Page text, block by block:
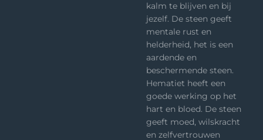
kalm te blijven en bij
jezelf. De steen geeft
mentale rust en
helderheid, het is een
aardende en
beschermende steen.
Hematiet heeft een
goede werking op het
hart en bloed. De steen
geeft moed, wilskracht
en zelfvertrouwen